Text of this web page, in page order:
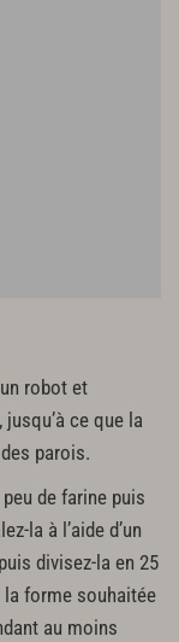
robot et
ce que la
parois.
de farine puis
la à l’aide d’un
divisez-la en 25
la forme souhaitée
au moins